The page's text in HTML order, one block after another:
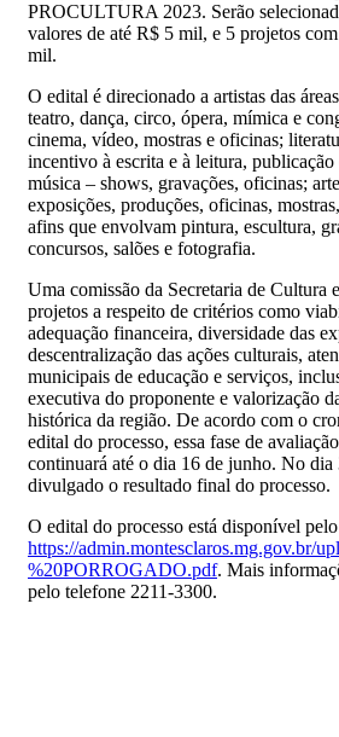
PROCULTURA 2023. Serão
valores de até R$ 5 mil, e 5 projetos
mil.
O edital é direcionado a artistas das
teatro, dança, circo, ópera, mímica e
cinema, vídeo, mostras e oficinas;
incentivo à escrita e à leitura,
música – shows, gravações, oficinas;
exposições, produções, oficinas,
afins que envolvam pintura, escultura,
concursos, salões e fotografia.
Uma comissão da Secretaria de Cultura
projetos a respeito de critérios como
adequação financeira, diversidade das
descentralização das ações culturais,
municipais de educação e serviços,
executiva do proponente e valorização
histórica da região. De acordo com o
edital do processo, essa fase de
continuará até o dia 16 de junho. No dia
divulgado o resultado final do processo.
O edital do processo está disponível
https://admin.montesclaros.mg.gov.br/
%20PORROGADO.pdf. Mais
pelo telefone 2211-3300.